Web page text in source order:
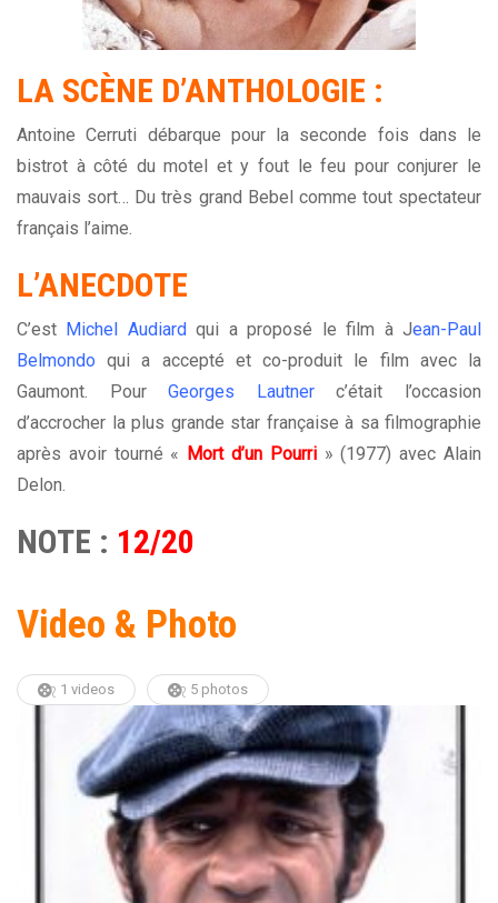
LA SCÈNE D’ANTHOLOGIE :
Antoine Cerruti débarque pour la seconde fois dans le
bistrot à côté du motel et y fout le feu pour conjurer le
mauvais sort… Du très grand Bebel comme tout spectateur
français l’aime.
L’ANECDOTE
C’est Michel Audiard qui a proposé le film à Jean-Paul
Belmondo qui a accepté et co-produit le film avec la
Gaumont. PourGeorges Lautnerc’était l’occasion
d’accrocher la plus grande star française à sa filmographie
après avoir tourné « Mort d’un Pourri» (1977) avec Alain
Delon.
NOTE : 12/20
Video & Photo
1 videos 5 photos